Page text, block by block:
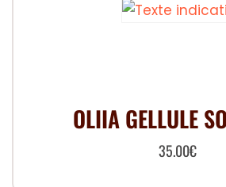
OLIIA GELLULE
35.00€